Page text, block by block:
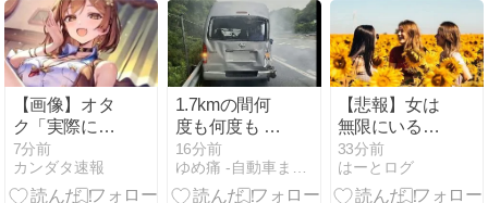
【画像】オタ
ク「実際にプ
レイしたらわ
かるけどライ
ザは友達って
7分前
カンダタ速報
1.7kmの間何
度も何度も 煽
り追突
16分前
ゆめ痛 -自動車まとめブログ-
【悲報】女は
無限にいるの
に誰一人とも
一緒になれな
い理由
33分前
はーとログ